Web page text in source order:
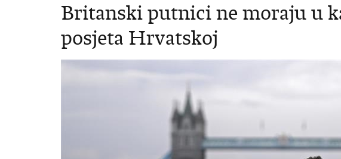
Britanski putnici ne moraju u
posjeta Hrvatskoj